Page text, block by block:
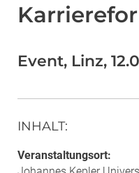
Event, Linz,
INHALT:
Veranstaltungsort: